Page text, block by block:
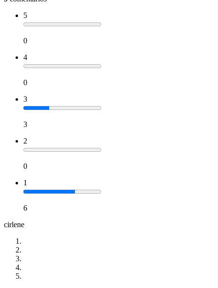
5
0
4
0
3
3
2
0
1
6
cirlene